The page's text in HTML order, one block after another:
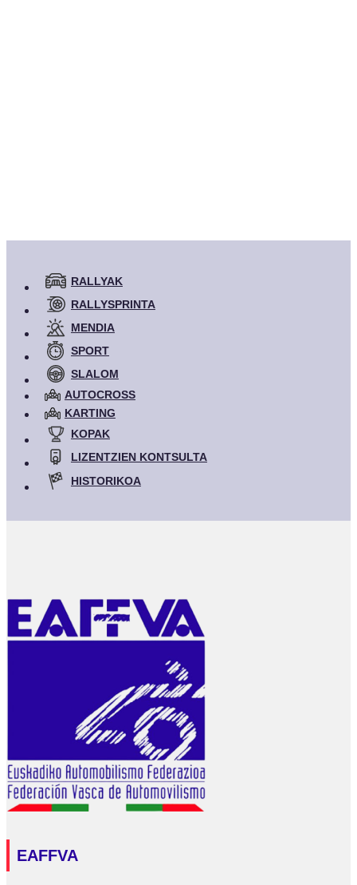
RALLYAK
RALLYSPRINTA
MENDIA
SPORT
SLALOM
AUTOCROSS
KARTING
KOPAK
LIZENTZIEN KONTSULTA
HISTORIKOA
EAFFVA